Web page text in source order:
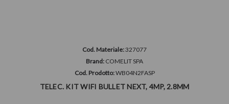
Cod. Materiale:327077
Brand: COMELIT SPA
Cod. Prodotto:WB04N2FASP
TELEC. KIT WIFI BULLET NEXT, 4MP, 2.8MM